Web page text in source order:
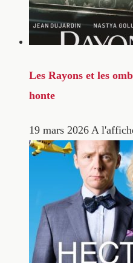
Les Rayons et les
honte
19 mars 2026 A